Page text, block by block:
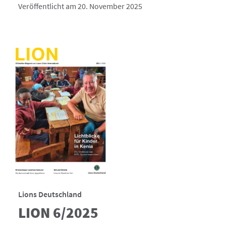
Veröffentlicht am 20. November 2025
Lions Deutschland
LION 6/2025